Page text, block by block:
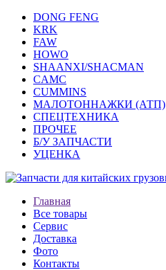
DONG FENG
KRK
FAW
HOWO
SHAANXI/SHACMAN
CAMC
CUMMINS
МАЛОТОННАЖКИ (АТП)
СПЕЦТЕХНИКА
ПРОЧЕЕ
Б/У ЗАПЧАСТИ
УЦЕНКА
Главная
Все товары
Сервис
Доставка
Фото
Контакты